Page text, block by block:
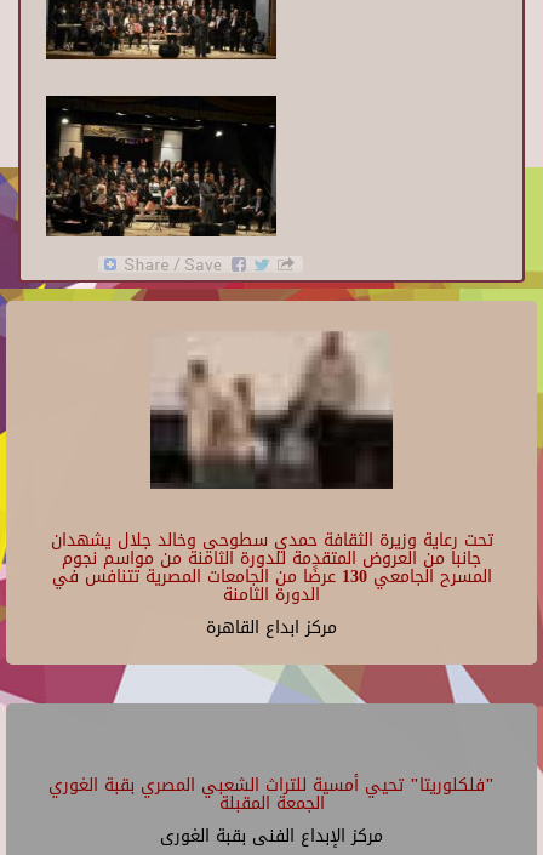
تحت رعاية وزيرة الثقافة حمدي سطوحي وخالد جلال يشهدان
جانبا من العروض المتقدمة للدورة الثامنة من مواسم نجوم
المسرح الجامعي 130 عرضًا من الجامعات المصرية تتنافس في
الدورة الثامنة
مركز ابداع القاهرة
"فلكلوريتا" تحيي أمسية للتراث الشعبي المصري بقبة الغوري
الجمعة المقبلة
مركز الإبداع الفنى بقبة الغورى